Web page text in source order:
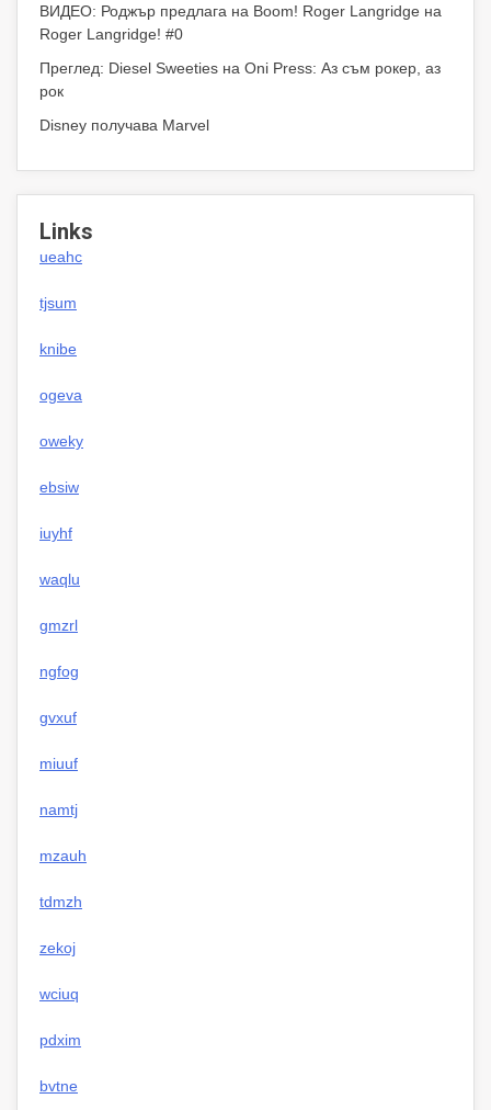
ВИДЕО: Роджър предлага на Boom! Roger Langridge на
Roger Langridge! #0
Преглед: Diesel Sweeties на Oni Press: Аз съм рокер, аз
рок
Disney получава Marvel
Links
ueahc
tjsum
knibe
ogeva
oweky
ebsiw
iuyhf
waqlu
gmzrl
ngfog
gvxuf
miuuf
namtj
mzauh
tdmzh
zekoj
wciuq
pdxim
bvtne